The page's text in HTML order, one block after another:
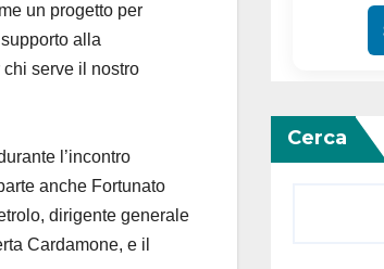
un progetto per
alla
serve il nostro
l’incontro
anche Fortunato
dirigente generale
Cardamone, e il
Cerca